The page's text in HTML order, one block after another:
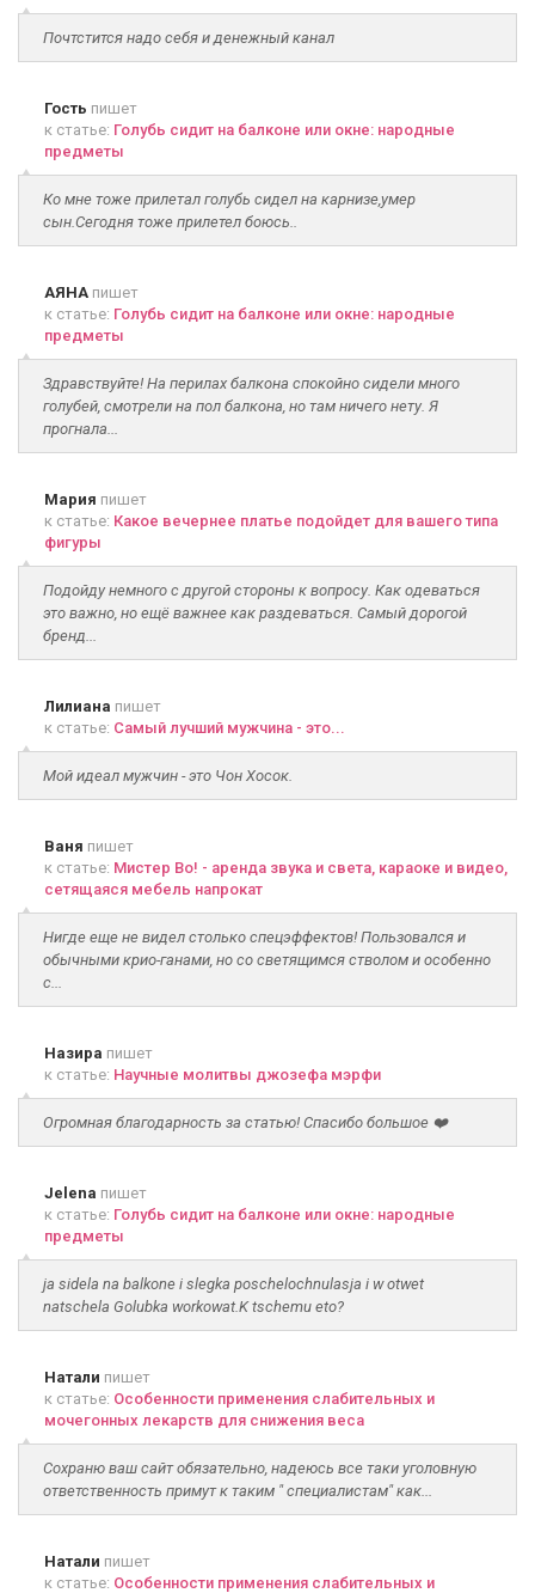
Почтстится надо себя и денежный канал
Гость пишет
к статье: Голубь сидит на балконе или окне: народные
предметы
Ко мне тоже прилетал голубь сидел на карнизе,умер
сын.Сегодня тоже прилетел боюсь..
АЯНА пишет
к статье: Голубь сидит на балконе или окне: народные
предметы
Здравствуйте! На перилах балкона спокойно сидели много
голубей, смотрели на пол балкона, но там ничего нету. Я
прогнала...
Мария пишет
к статье: Какое вечернее платье подойдет для вашего типа
фигуры
Подойду немного с другой стороны к вопросу. Как одеваться
это важно, но ещё важнее как раздеваться. Самый дорогой
бренд...
Лилиана пишет
к статье: Самый лучший мужчина - это...
Мой идеал мужчин - это Чон Хосок.
Ваня пишет
к статье: Мистер Во! - аренда звука и света, караоке и видео,
сетящаяся мебель напрокат
Нигде еще не видел столько спецэффектов! Пользовался и
обычными крио-ганами, но со светящимся стволом и особенно
с...
Назира пишет
к статье: Научные молитвы джозефа мэрфи
Огромная благодарность за статью! Спасибо большое ❤️
Jelena пишет
к статье: Голубь сидит на балконе или окне: народные
предметы
ja sidela na balkone i slegka poschelochnulasja i w otwet
natschela Golubka workowat.K tschemu eto?
Натали пишет
к статье: Особенности применения слабительных и
мочегонных лекарств для снижения веса
Сохраню ваш сайт обязательно, надеюсь все таки уголовную
ответственность примут к таким " специалистам" как...
Натали пишет
к статье: Особенности применения слабительных и